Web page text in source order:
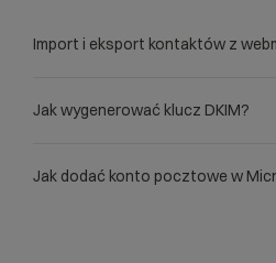
Import i eksport kontaktów z
Jak wygenerować klucz DKIM?
Jak dodać konto pocztowe w